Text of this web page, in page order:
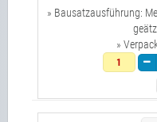
» Bausatzausführung:
»